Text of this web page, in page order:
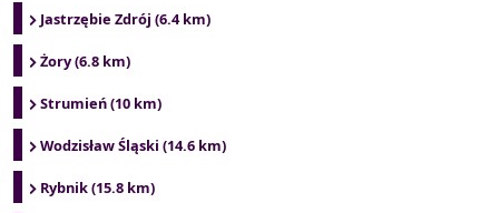
Jastrzębie Zdrój (6.4 km)
Żory (6.8 km)
Strumień (10 km)
Wodzisław Śląski (14.6 km)
Rybnik (15.8 km)